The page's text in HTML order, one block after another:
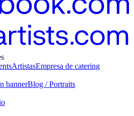
ArtistasEmpresa de catering
bannerBlog / Portraits